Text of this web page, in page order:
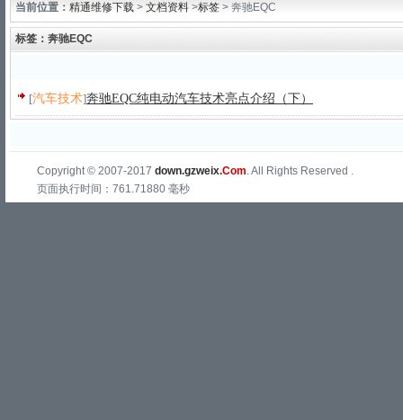
当前位置： 精通维修下载 > 文档资料 >标签 > 奔驰EQC
标签：奔驰EQC
[汽车技术]奔驰EQC纯电动汽车技术亮点介绍（下）
Copyright © 2007-2017 down.gzweix.Com. All Rights Reserved .
页面执行时间：761.71880 毫秒